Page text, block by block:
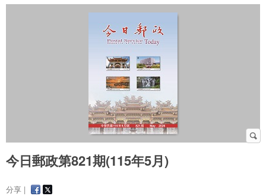
今日郵政第821期(115年5月)
分享 |